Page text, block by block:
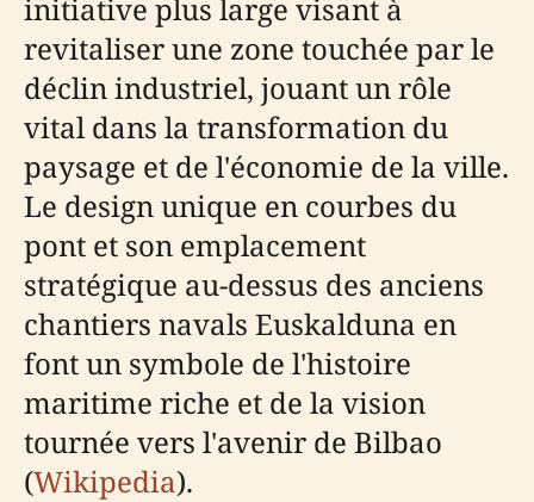
initiative plus large visant à
revitaliser une zone touchée par le
déclin industriel, jouant un rôle
vital dans la transformation du
paysage et de l'économie de la ville.
Le design unique en courbes du
pont et son emplacement
stratégique au-dessus des anciens
chantiers navals Euskalduna en
font un symbole de l'histoire
maritime riche et de la vision
tournée vers l'avenir de Bilbao
(Wikipedia).